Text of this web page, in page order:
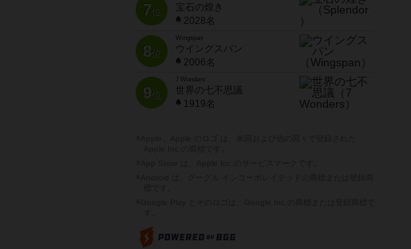
7位
宝石の煌き
2028名
8位
Wingspan
ウイングスパン
2006名
9位
7 Wonders
世界の七不思議
1919名